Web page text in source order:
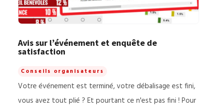
Avis sur l’événement et enquête de
satisfaction
Conseils organisateurs
Votre événement est terminé, votre débalisage est fini,
vous avez tout plié ? Et pourtant ce n'est pas fini ! Pour